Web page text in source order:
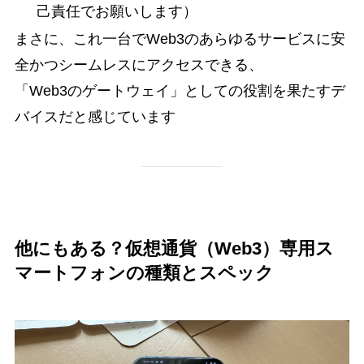
己責任でお願いします）
まさに、これ一台でWeb3のあらゆるサービスに安
全かつシームレスにアクセスできる、
「Web3のゲートウェイ」としての役割を果たすデ
バイスだと感じています
他にもある？仮想通貨（Web3）専用ス
マートフォンの種類とスペック